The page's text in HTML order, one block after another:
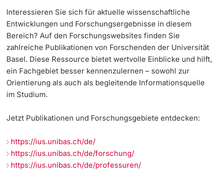
Interessieren Sie sich für aktuelle wissenschaftliche
Entwicklungen und Forschungsergebnisse in diesem
Bereich? Auf den Forschungswebsites finden Sie
zahlreiche Publikationen von Forschenden der Universität
Basel. Diese Ressource bietet wertvolle Einblicke und hilft,
ein Fachgebiet besser kennenzulernen – sowohl zur
Orientierung als auch als begleitende Informationsquelle
im Studium.
Jetzt Publikationen und Forschungsgebiete entdecken:
https://ius.unibas.ch/de/
https://ius.unibas.ch/de/forschung/
https://ius.unibas.ch/de/professuren/